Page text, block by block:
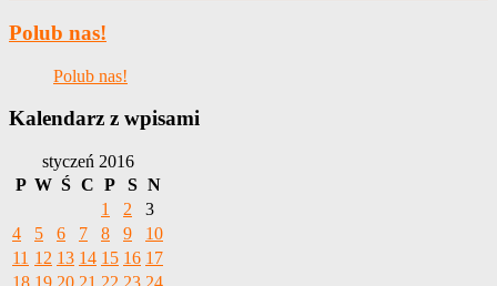
Polub nas!
Polub nas!
Kalendarz z wpisami
styczeń 2016
P W Ś C P S N
1
2
3
4
5 6 7 8 9
10
11 12 13 14 15 16 17
18 19 20 21 22 23 24